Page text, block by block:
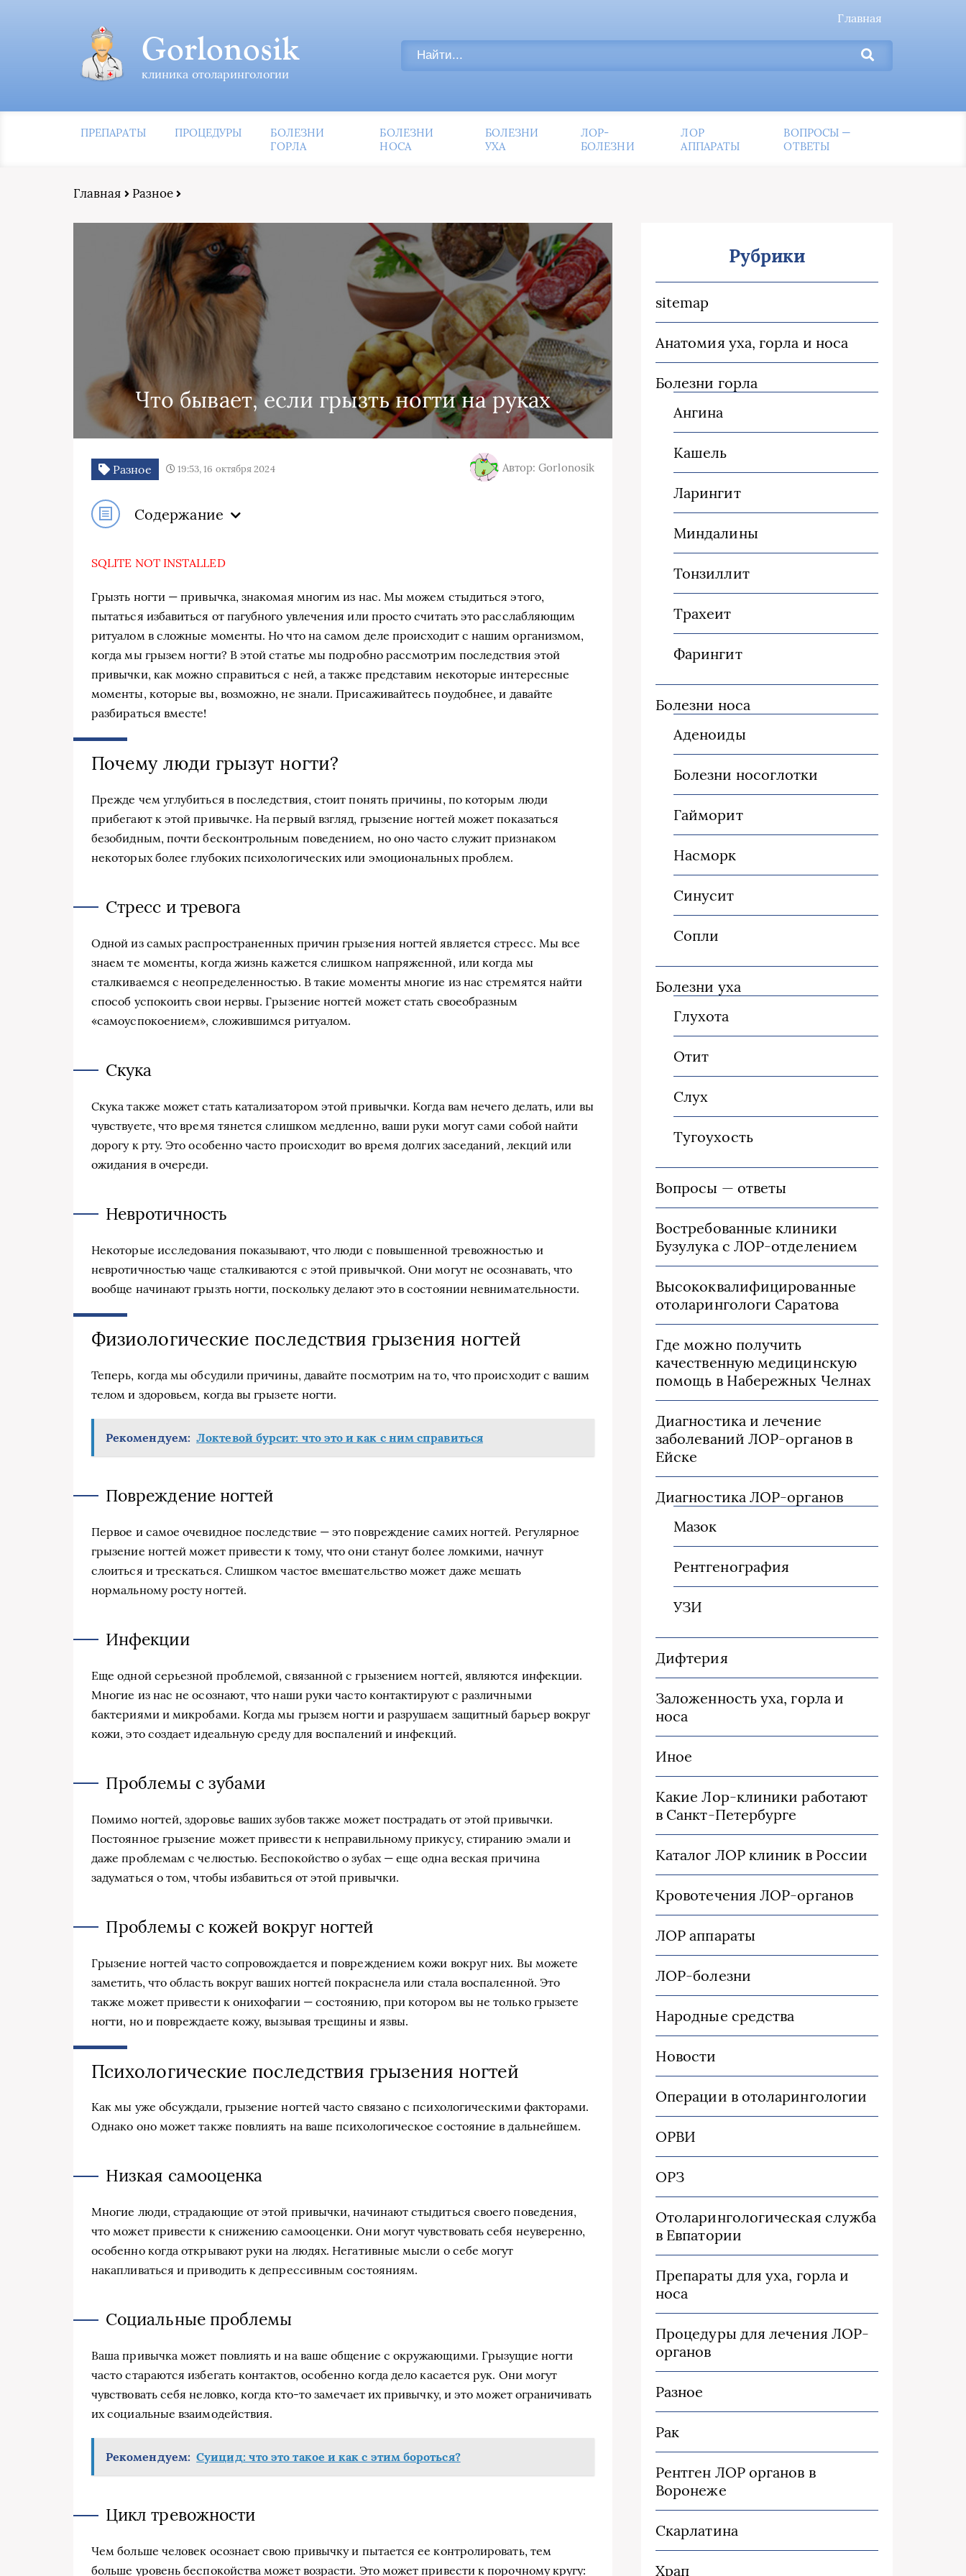
Главная
Gorlonosik
клиника отоларингологии
ПРЕПАРАТЫ ПРОЦЕДУРЫ
БОЛЕЗНИ
ГОРЛА
БОЛЕЗНИ
НОСА
БОЛЕЗНИ
УХА
ЛОР-
БОЛЕЗНИ
ЛОР
АППАРАТЫ
ВОПРОСЫ —
ОТВЕТЫ
Главная Разное
Что бывает, если грызть ногти на руках
Разное 19:53, 16 октября 2024 Автор: Gorlonosik
Содержание
SQLITE NOT INSTALLED
Грызть ногти — привычка, знакомая многим из нас. Мы можем стыдиться этого,
пытаться избавиться от пагубного увлечения или просто считать это расслабляющим
ритуалом в сложные моменты. Но что на самом деле происходит с нашим организмом,
когда мы грызем ногти? В этой статье мы подробно рассмотрим последствия этой
привычки, как можно справиться с ней, а также представим некоторые интересные
моменты, которые вы, возможно, не знали. Присаживайтесь поудобнее, и давайте
разбираться вместе!
Почему люди грызут ногти?
Прежде чем углубиться в последствия, стоит понять причины, по которым люди
прибегают к этой привычке. На первый взгляд, грызение ногтей может показаться
безобидным, почти бесконтрольным поведением, но оно часто служит признаком
некоторых более глубоких психологических или эмоциональных проблем.
Стресс и тревога
Одной из самых распространенных причин грызения ногтей является стресс. Мы все
знаем те моменты, когда жизнь кажется слишком напряженной, или когда мы
сталкиваемся с неопределенностью. В такие моменты многие из нас стремятся найти
способ успокоить свои нервы. Грызение ногтей может стать своеобразным
«самоуспокоением», сложившимся ритуалом.
Скука
Скука также может стать катализатором этой привычки. Когда вам нечего делать, или вы
чувствуете, что время тянется слишком медленно, ваши руки могут сами собой найти
дорогу к рту. Это особенно часто происходит во время долгих заседаний, лекций или
ожидания в очереди.
Невротичность
Некоторые исследования показывают, что люди с повышенной тревожностью и
невротичностью чаще сталкиваются с этой привычкой. Они могут не осознавать, что
вообще начинают грызть ногти, поскольку делают это в состоянии невнимательности.
Физиологические последствия грызения ногтей
Теперь, когда мы обсудили причины, давайте посмотрим на то, что происходит с вашим
телом и здоровьем, когда вы грызете ногти.
Рекомендуем: Локтевой бурсит: что это и как с ним справиться
Повреждение ногтей
Первое и самое очевидное последствие — это повреждение самих ногтей. Регулярное
грызение ногтей может привести к тому, что они станут более ломкими, начнут
слоиться и трескаться. Слишком частое вмешательство может даже мешать
нормальному росту ногтей.
Инфекции
Еще одной серьезной проблемой, связанной с грызением ногтей, являются инфекции.
Многие из нас не осознают, что наши руки часто контактируют с различными
бактериями и микробами. Когда мы грызем ногти и разрушаем защитный барьер вокруг
кожи, это создает идеальную среду для воспалений и инфекций.
Проблемы с зубами
Помимо ногтей, здоровье ваших зубов также может пострадать от этой привычки.
Постоянное грызение может привести к неправильному прикусу, стиранию эмали и
даже проблемам с челюстью. Беспокойство о зубах — еще одна веская причина
задуматься о том, чтобы избавиться от этой привычки.
Проблемы с кожей вокруг ногтей
Грызение ногтей часто сопровождается и повреждением кожи вокруг них. Вы можете
заметить, что область вокруг ваших ногтей покраснела или стала воспаленной. Это
также может привести к онихофагии — состоянию, при котором вы не только грызете
ногти, но и повреждаете кожу, вызывая трещины и язвы.
Психологические последствия грызения ногтей
Как мы уже обсуждали, грызение ногтей часто связано с психологическими факторами.
Однако оно может также повлиять на ваше психологическое состояние в дальнейшем.
Низкая самооценка
Многие люди, страдающие от этой привычки, начинают стыдиться своего поведения,
что может привести к снижению самооценки. Они могут чувствовать себя неуверенно,
особенно когда открывают руки на людях. Негативные мысли о себе могут
накапливаться и приводить к депрессивным состояниям.
Социальные проблемы
Ваша привычка может повлиять и на ваше общение с окружающими. Грызущие ногти
часто стараются избегать контактов, особенно когда дело касается рук. Они могут
чувствовать себя неловко, когда кто-то замечает их привычку, и это может ограничивать
их социальные взаимодействия.
Рекомендуем: Суицид: что это такое и как с этим бороться?
Цикл тревожности
Чем больше человек осознает свою привычку и пытается ее контролировать, тем
больше уровень беспокойства может возрасти. Это может привести к порочному кругу:
Рубрики
sitemap
Анатомия уха, горла и носа
Болезни горла
Ангина
Кашель
Ларингит
Миндалины
Тонзиллит
Трахеит
Фарингит
Болезни носа
Аденоиды
Болезни носоглотки
Гайморит
Насморк
Синусит
Сопли
Болезни уха
Глухота
Отит
Слух
Тугоухость
Вопросы — ответы
Востребованные клиники
Бузулука с ЛОР-отделением
Высококвалифицированные
отоларингологи Саратова
Где можно получить
качественную медицинскую
помощь в Набережных Челнах
Диагностика и лечение
заболеваний ЛОР-органов в
Ейске
Диагностика ЛОР-органов
Мазок
Рентгенография
УЗИ
Дифтерия
Заложенность уха, горла и
носа
Иное
Какие Лор-клиники работают
в Санкт-Петербурге
Каталог ЛОР клиник в России
Кровотечения ЛОР-органов
ЛОР аппараты
ЛОР-болезни
Народные средства
Новости
Операции в отоларингологии
ОРВИ
ОРЗ
Отоларингологическая служба
в Евпатории
Препараты для уха, горла и
носа
Процедуры для лечения ЛОР-
органов
Разное
Рак
Рентген ЛОР органов в
Воронеже
Скарлатина
Храп